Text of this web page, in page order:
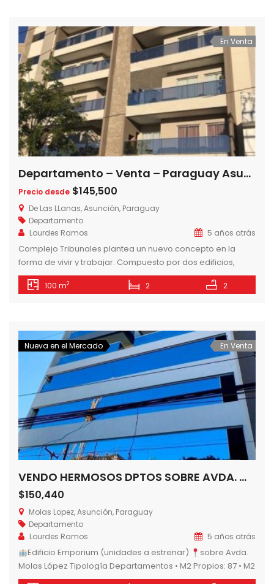
destinarán exclusivamente […]
En Venta
Departamento – Venta – Paraguay Asunción Sajonia Fino Dpto en Complejo Tribunales!! De las llanas y Carlos A. Lopez
Precio desde $145,500
De Las LLanas, Asunción, Paraguay
Departamento
Lourdes Ramos
5 años atrás
Complejo Tribunales plantea un nuevo concepto en la
forma de vivir y trabajar. Compuesto por dos edificios,
Complejo Tribunales se desarrolla en Torre R y Torre O,
cada uno de ellos destinados a departamentos de
distinción. De lineas simples […]
100 m2 2 2
Nueva en el Mercado En Venta
VENDO HERMOSOS DPTOS SOBRE AVDA. MOLAS LOPEZ!!EDIFICIO EMPORIUM Carmelitas, Asunción-Paraguay
$150,440
Molas Lopez, Asunción, Paraguay
Departamento
Lourdes Ramos
5 años atrás
Edificio Emporium (unidades a estrenar)
sobre Avda.
Molas López Tipología Departamentos • M2 Propios: 87 • M2
Cochera: 12.50 • M2 Área Común: 15 • Estar/Comedor •